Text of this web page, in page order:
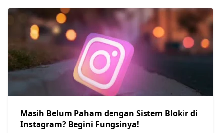
Masih Belum Paham dengan Sistem Blokir di
Instagram? Begini Fungsinya!